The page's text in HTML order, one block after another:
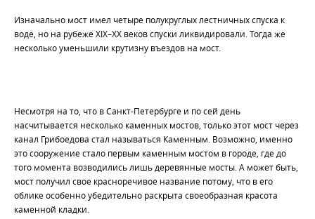
Изначально мост имел четыре полукруглых лестничных спуска к
воде, но на рубеже XIX–XX веков спуски ликвидировали. Тогда же
несколько уменьшили крутизну въездов на мост.
Несмотря на то, что в Санкт-Петербурге и по сей день
насчитывается несколько каменных мостов, только этот мост через
канал Грибоедова стал называться Каменным. Возможно, именно
это сооружение стало первым каменным мостом в городе, где до
того момента возводились лишь деревянные мосты. А может быть,
мост получил свое красноречивое название потому, что в его
облике особенно убедительно раскрыта своеобразная красота
каменной кладки.